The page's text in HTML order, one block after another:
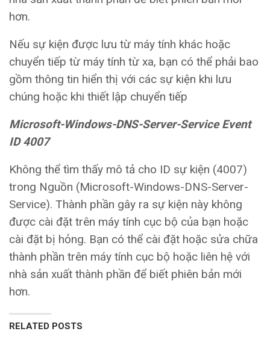
hơn.
Nếu sự kiện được lưu từ máy tính khác hoặc
chuyển tiếp từ máy tính từ xa, bạn có thể phải bao
gồm thông tin hiển thị với các sự kiện khi lưu
chúng hoặc khi thiết lập chuyển tiếp
Microsoft-Windows-DNS-Server-Service Event
ID 4007
Không thể tìm thấy mô tả cho ID sự kiện (4007)
trong Nguồn (Microsoft-Windows-DNS-Server-
Service). Thành phần gây ra sự kiện này không
được cài đặt trên máy tính cục bộ của bạn hoặc
cài đặt bị hỏng. Bạn có thể cài đặt hoặc sửa chữa
thành phần trên máy tính cục bộ hoặc liên hệ với
nhà sản xuất thành phần để biết phiên bản mới
hơn.
RELATED POSTS